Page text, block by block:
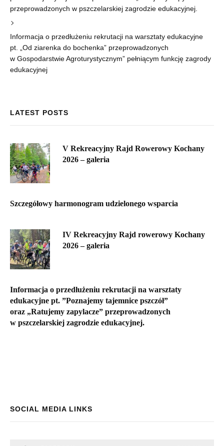
przeprowadzonych w pszczelarskiej zagrodzie edukacyjnej.
Informacja o przedłużeniu rekrutacji na warsztaty edukacyjne
pt. „Od ziarenka do bochenka” przeprowadzonych
w Gospodarstwie Agroturystycznym” pełniącym funkcję zagrody
edukacyjnej
LATEST POSTS
V Rekreacyjny Rajd Rowerowy Kochany
2026 – galeria
Szczegółowy harmonogram udzielonego wsparcia
IV Rekreacyjny Rajd rowerowy Kochany
2026 – galeria
Informacja o przedłużeniu rekrutacji na warsztaty
edukacyjne pt. ”Poznajemy tajemnice pszczół”
oraz „Ratujemy zapylacze” przeprowadzonych
w pszczelarskiej zagrodzie edukacyjnej.
SOCIAL MEDIA LINKS